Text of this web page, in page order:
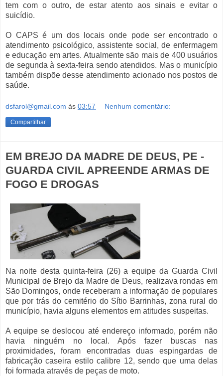
tem com o outro, de estar atento aos sinais e evitar o
suicídio.
O CAPS é um dos locais onde pode ser encontrado o
atendimento psicológico, assistente social, de enfermagem
e educação em artes. Atualmente são mais de 400 usuários
de segunda à sexta-feira sendo atendidos. Mas o município
também dispõe desse atendimento acionado nos postos de
saúde.
dsfarol@gmail.com às 03:57 Nenhum comentário:
Compartilhar
EM BREJO DA MADRE DE DEUS, PE -
GUARDA CIVIL APREENDE ARMAS DE
FOGO E DROGAS
Na noite desta quinta-feira (26) a equipe da Guarda Civil
Municipal de Brejo da Madre de Deus, realizava rondas em
São Domingos, onde receberam a informação de populares
que por trás do cemitério do Sítio Barrinhas, zona rural do
município, havia alguns elementos em atitudes suspeitas.
A equipe se deslocou até endereço informado, porém não
havia ninguém no local. Após fazer buscas nas
proximidades, foram encontradas duas espingardas de
fabricação caseira estilo calibre 12, sendo que uma delas
foi formada através de peças de moto.